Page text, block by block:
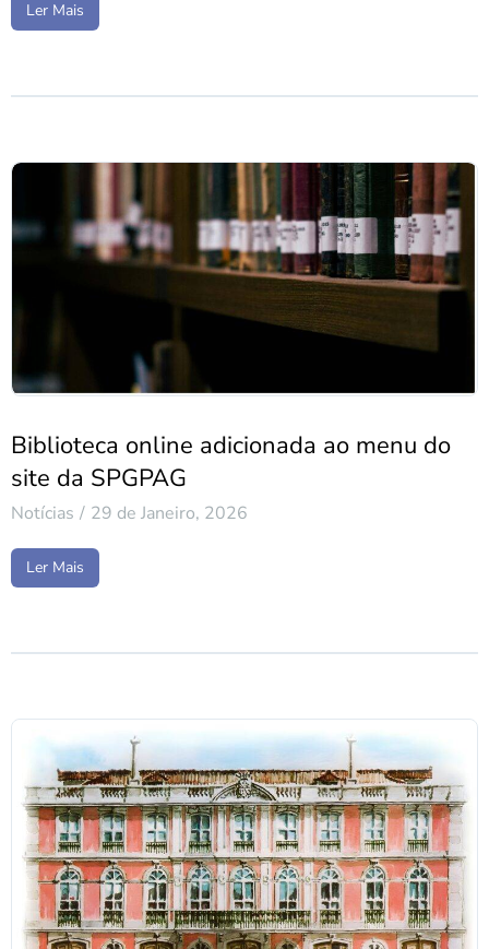
Ler Mais
Biblioteca online adicionada ao menu do
site da SPGPAG
Notícias 29 de Janeiro, 2026
Ler Mais